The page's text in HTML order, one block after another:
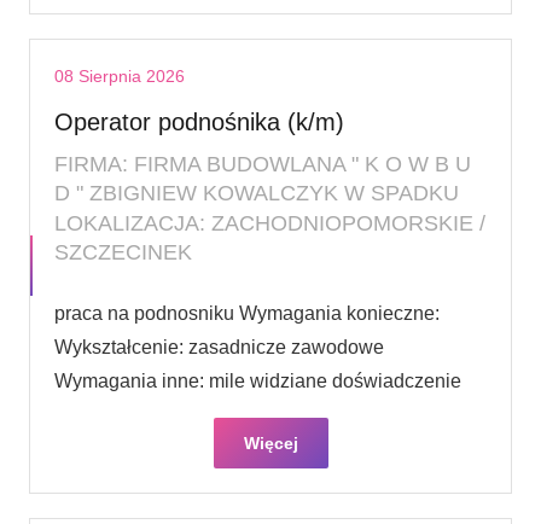
08 Sierpnia 2026
Operator podnośnika (k/m)
FIRMA: FIRMA BUDOWLANA " K O W B U
D " ZBIGNIEW KOWALCZYK W SPADKU
LOKALIZACJA: ZACHODNIOPOMORSKIE /
SZCZECINEK
praca na podnosniku Wymagania konieczne:
Wykształcenie: zasadnicze zawodowe
Wymagania inne: mile widziane doświadczenie
Więcej